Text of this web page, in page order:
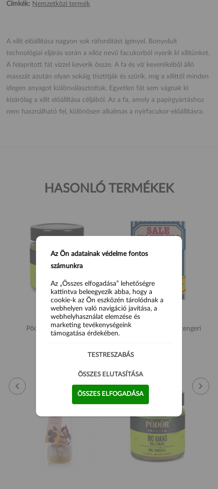
Címkék: Nemzetközi termék
A xilit előállítása nagyon sok ráfordítást igényel. Bonyolult
technológiai eljárás során a xilóz nevű facukorból nyerik ki xilitünket.
A felaprított fát vízzel keverik össze. A fa és víz keverékéből álló
masszát azután olyan sokáig tisztítják és szűrik, míg a xilittől minden
idegen anyagot különválasztottak. Egyetlen fát sem vágnak ki
kizárólag a xilit előállítása céljából. Az a fa, amely a papírgyártáshoz
nem használható fel, különösen alkalmas a nyírfacukor-előállításra.
HASONLÓ TERMÉKEK
Pödör Bio rozmaring -
morzsolt 40g
Sale Nostrum Durva tengeri
Az Ön adatainak védelme fontos
számunkra
Az „Összes elfogadása” lehetőségre
kattintva beleegyezik abba, hogy a
cookie-k az Ön eszközén tárolódnak a
webhelyen való navigáció javítása, a
webhelyhasználat elemzése és
marketing tevékenységeink
támogatása érdekében.
TESTRESZABÁS
ÖSSZES ELUTASÍTÁSA
ÖSSZES ELFOGADÁSA